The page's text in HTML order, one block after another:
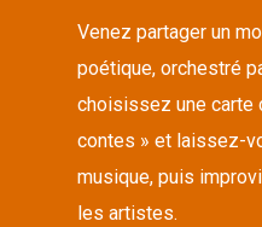
Venez partager un
poétique, orchestré
choisissez une carte
contes » et laissez-
musique, puis
les artistes.